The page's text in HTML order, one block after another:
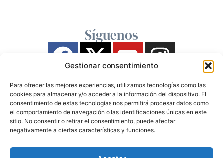
Gestionar consentimiento
Para ofrecer las mejores experiencias, utilizamos tecnologías como las
cookies para almacenar y/o acceder a la información del dispositivo. El
consentimiento de estas tecnologías nos permitirá procesar datos como
el comportamiento de navegación o las identificaciones únicas en este
sitio. No consentir o retirar el consentimiento, puede afectar
negativamente a ciertas características y funciones.
Síguenos